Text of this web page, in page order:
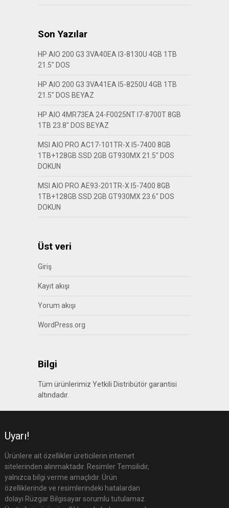
Son Yazılar
HP AIO 200 G3 3VA40EA I3-8130U 4GB 1TB
21.5″ DOS
HP AIO 200 G3 3VA41EA I5-8250U 4GB 1TB
21.5″ DOS BEYAZ
HP AIO 4MR73EA 24-F0025NT I7-8700T 8GB
1TB 23.8″ DOS BEYAZ
MSI AIO PRO AC17-101TR-X I5-7400 8GB
1TB+128GB SSD 2GB GT930MX 21.5″ DOS
DOKUN
MSI AIO PRO AE93-201TR-X I5-7400 8GB
1TB+128GB SSD 2GB GT930MX 23.6″ DOS
DOKUN
Üst veri
Giriş
Kayıt akışı
Yorum akışı
WordPress.org
Bilgi
Tüm ürünlerimiz Yetkili Distribütör garantisi
altındadır.
Uyarı!
Ürünlere ait özellikler üreticilerin internet
sitelerinden alınmaktadır. Resimler Temsilidir,
yalnızca bilgi verme amaçlıdır. Ürün
özelliklerinde ve resimlerindeki hatalardan
dolayı Rüzgar Bilgisayar sorumlu tutulamaz.